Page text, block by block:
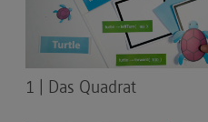
1 | Das Quadrat